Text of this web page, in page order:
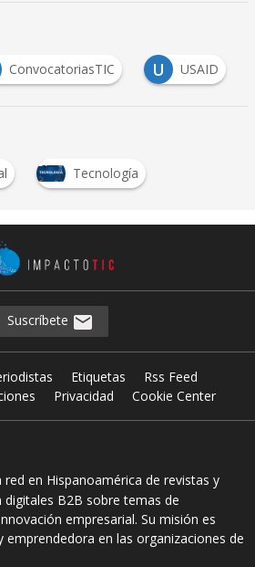
ConvocatoriasTIC U USAID
Tecnología
Suscríbete
Etiquetas
Rss Feed
Privacidad Cookie Center
red en Hispanoamérica de revistas y
B2B sobre temas de
empresarial. Su misión es
emprendedora en las organizaciones de